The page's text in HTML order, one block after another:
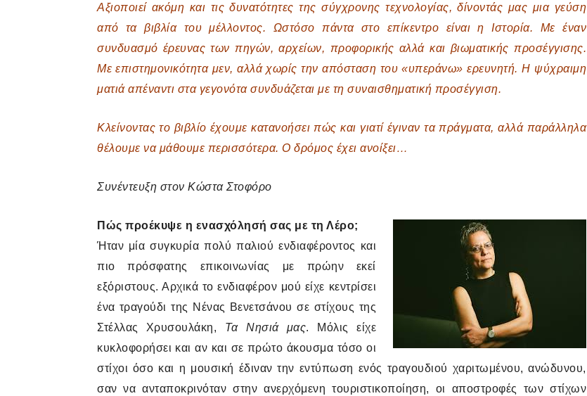
Αξιοποιεί ακόμη και τις δυνατότητες της σύγχρονης τεχνολογίας, δίνοντάς μας μια γεύση
από τα βιβλία του μέλλοντος. Ωστόσο πάντα στο επίκεντρο είναι η Ιστορία. Με έναν
συνδυασμό έρευνας των πηγών, αρχείων, προφορικής αλλά και βιωματικής προσέγγισης.
Με επιστημονικότητα μεν, αλλά χωρίς την απόσταση του «υπεράνω» ερευνητή. Η ψύχραιμη
ματιά απέναντι στα γεγονότα συνδυάζεται με τη συναισθηματική προσέγγιση.
Κλείνοντας το βιβλίο έχουμε κατανοήσει πώς και γιατί έγιναν τα πράγματα, αλλά παράλληλα
θέλουμε να μάθουμε περισσότερα. Ο δρόμος έχει ανοίξει…
Συνέντευξη στον Κώστα Στοφόρο
Πώς προέκυψε η ενασχόλησή σας με τη Λέρο;
Ήταν μία συγκυρία πολύ παλιού ενδιαφέροντος και
πιο πρόσφατης επικοινωνίας με πρώην εκεί
εξόριστους. Αρχικά το ενδιαφέρον μού είχε κεντρίσει
ένα τραγούδι της Νένας Βενετσάνου σε στίχους της
Στέλλας Χρυσουλάκη, Τα Νησιά μας. Μόλις είχε
κυκλοφορήσει και αν και σε πρώτο άκουσμα τόσο οι
στίχοι όσο και η μουσική έδιναν την εντύπωση ενός τραγουδιού χαριτωμένου, ανώδυνου,
σαν να ανταποκρινόταν στην ανερχόμενη τουριστικοποίηση, οι αποστροφές των στίχων